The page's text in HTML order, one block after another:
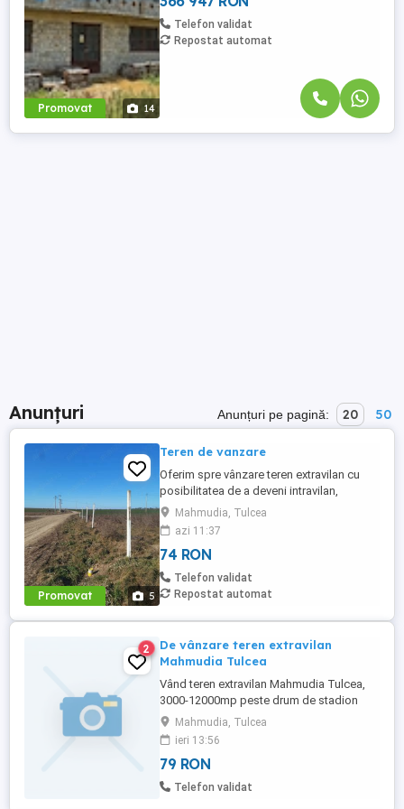
Promovat 14
Telefon validat
Repostat automat
Anunțuri Anunțuri pe pagină: 20 50
Promovat 5
Teren de vanzare
Oferim spre vânzare teren extravilan cu
posibilitatea de a deveni intravilan,
poziționat exact la șoseaua principala.
Peste drum cartier de case noi fapt ce va
avantajează de construcția unei case,
pensiune sau alta afacere. Acesta poate fi
parcelat in 2 loturi a cate 900mp.Usor
negociabil pentru toata ...
Mahmudia, Tulcea
azi 11:37
74 RON
Telefon validat
Repostat automat
2
De vânzare teren extravilan
Mahmudia Tulcea
Vând teren extravilan Mahmudia Tulcea,
3000-12000mp peste drum de stadion
Mahmudia, Tulcea
ieri 13:56
79 RON
Telefon validat